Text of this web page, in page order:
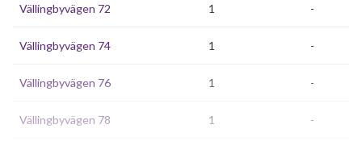
Vällingbyvägen 72 1 -
Vällingbyvägen 74 1 -
Vällingbyvägen 76 1 -
Vällingbyvägen 78 1 -